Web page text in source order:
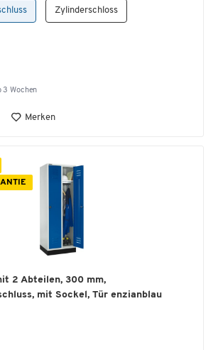
Zylinderschloss
3 Wochen
Merken
2 Abteilen, 300 mm,
mit Sockel, Tür enzianblau